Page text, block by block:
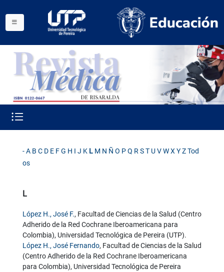
- A B C D E F G H I J K L M N Ñ O P Q R S T U V W X Y Z Tod
os
L
López H., José F., Facultad de Ciencias de la Salud (Centro
Adherido de la Red Cochrane Iberoamericana para
Colombia), Universidad Tecnológica de Pereira (UTP).
López H., José Fernando, Facultad de Ciencias de la Salud
(Centro Adherido de la Red Cochrane Iberoamericana
para Colombia), Universidad Tecnológica de Pereira